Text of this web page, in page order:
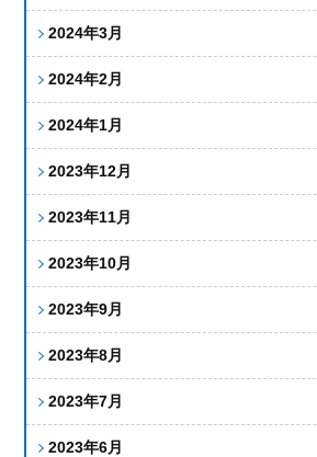
2024年3月
2024年2月
2024年1月
2023年12月
2023年11月
2023年10月
2023年9月
2023年8月
2023年7月
2023年6月